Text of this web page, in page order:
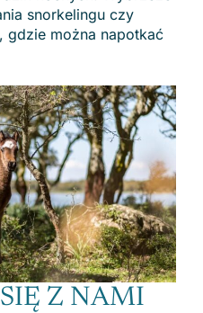
snorkelingu czy
gdzie można napotkać
Z NAMI